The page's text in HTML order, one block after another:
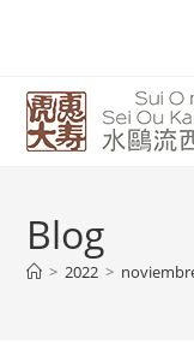
Blog
> 2022 >